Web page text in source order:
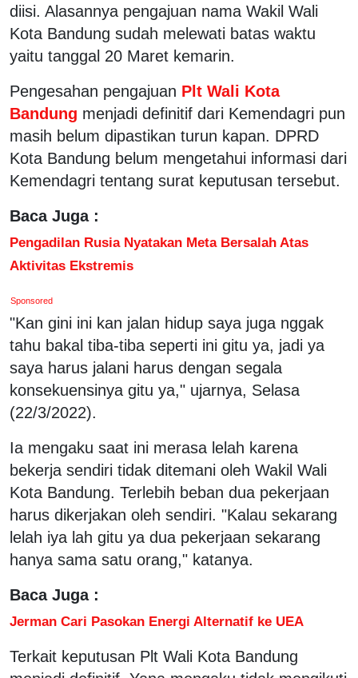
diisi. Alasannya pengajuan nama Wakil Wali
Kota Bandung sudah melewati batas waktu
yaitu tanggal 20 Maret kemarin.
Pengesahan pengajuan Plt Wali Kota
Bandung menjadi definitif dari Kemendagri pun
masih belum dipastikan turun kapan. DPRD
Kota Bandung belum mengetahui informasi dari
Kemendagri tentang surat keputusan tersebut.
Baca Juga :
Pengadilan Rusia Nyatakan Meta Bersalah Atas
Aktivitas Ekstremis
Sponsored
"Kan gini ini kan jalan hidup saya juga nggak
tahu bakal tiba-tiba seperti ini gitu ya, jadi ya
saya harus jalani harus dengan segala
konsekuensinya gitu ya," ujarnya, Selasa
(22/3/2022).
Ia mengaku saat ini merasa lelah karena
bekerja sendiri tidak ditemani oleh Wakil Wali
Kota Bandung. Terlebih beban dua pekerjaan
harus dikerjakan oleh sendiri. "Kalau sekarang
lelah iya lah gitu ya dua pekerjaan sekarang
hanya sama satu orang," katanya.
Baca Juga :
Jerman Cari Pasokan Energi Alternatif ke UEA
Terkait keputusan Plt Wali Kota Bandung